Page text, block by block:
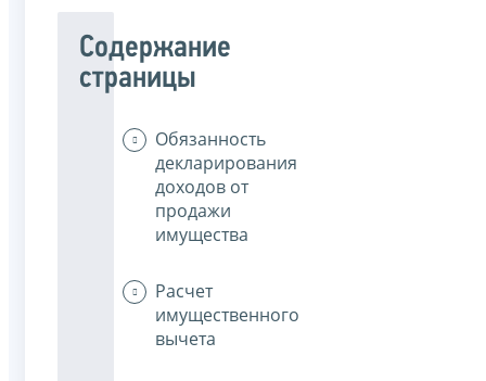
Содержание
страницы
Обязанность
декларирования
доходов от
продажи
имущества
Расчет
имущественного
вычета